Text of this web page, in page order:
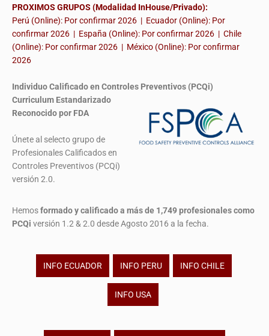
PROXIMOS GRUPOS (Modalidad InHouse/Privado):
Perú (Online): Por confirmar 2026 | Ecuador (Online): Por
confirmar 2026 | España (Online): Por confirmar 2026 | Chile
(Online): Por confirmar 2026 | México (Online): Por confirmar
2026
Individuo Calificado en Controles Preventivos (PCQi)
Curriculum Estandarizado
Reconocido por FDA
Únete al selecto grupo de
Profesionales Calificados en
Controles Preventivos (PCQi)
versión 2.0.
Hemosformado y calificado a más de 1,749 profesionalescomo
PCQi versión 1.2 & 2.0 desde Agosto 2016 a la fecha.
INFO ECUADOR INFO PERU INFO CHILE
INFO USA